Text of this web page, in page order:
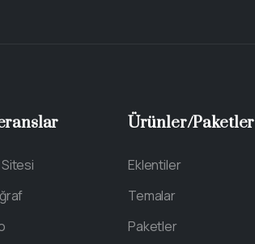
Ürünler/Paketler
Eklentiler
Temalar
Paketler